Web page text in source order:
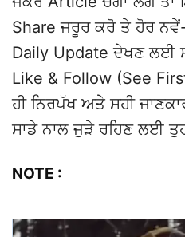
Share ਜਰੂਰ ਕਰੋ ਤੇ ਹੋਰ
Daily Update ਦੇਖਣ ਲਈ
Like & Follow (See
ਹੀ ਨਿਰਪੱਖ ਅਤੇ ਸਹੀ
ਸਾਡੇ ਨਾਲ ਜੁੜੇ ਰਹਿਣ ਲਈ
NOTE :